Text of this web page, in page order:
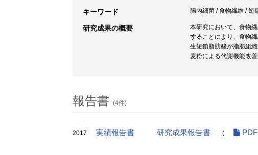
キーワード 腸内細菌 / 食物繊維 / 短
研究成果の概要
本研究において、食物
することにより、食物
生短鎖脂肪酸が脂肪組
麦粉による代謝機能改
報告書 (4件)
2017 実績報告書 研究成果報告書 ( PDF